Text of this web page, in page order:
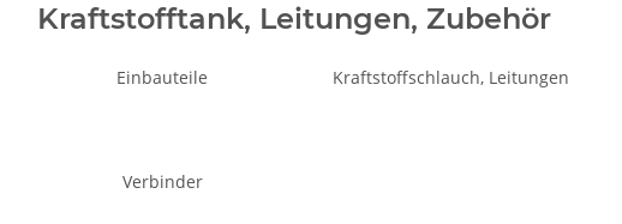
Kraftstofftank, Leitungen, Zubehör
Einbauteile Kraftstoffschlauch, Leitungen
Verbinder